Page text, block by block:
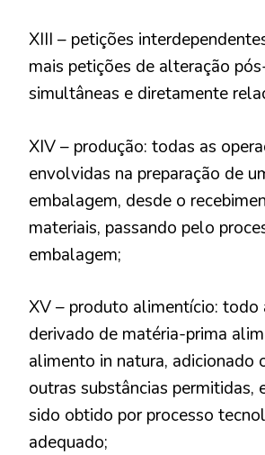
XIII – petições
mais petições de alteração
simultâneas e diretamente
XIV – produção: todas as
envolvidas na preparação de
embalagem, desde o
materiais, passando pelo
embalagem;
XV – produto alimentício: todo
derivado de matéria-prima
alimento in natura, adicionado
outras substâncias permitidas,
sido obtido por processo
adequado;